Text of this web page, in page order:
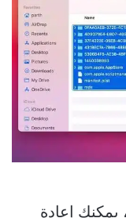
، يمكنك إعادة